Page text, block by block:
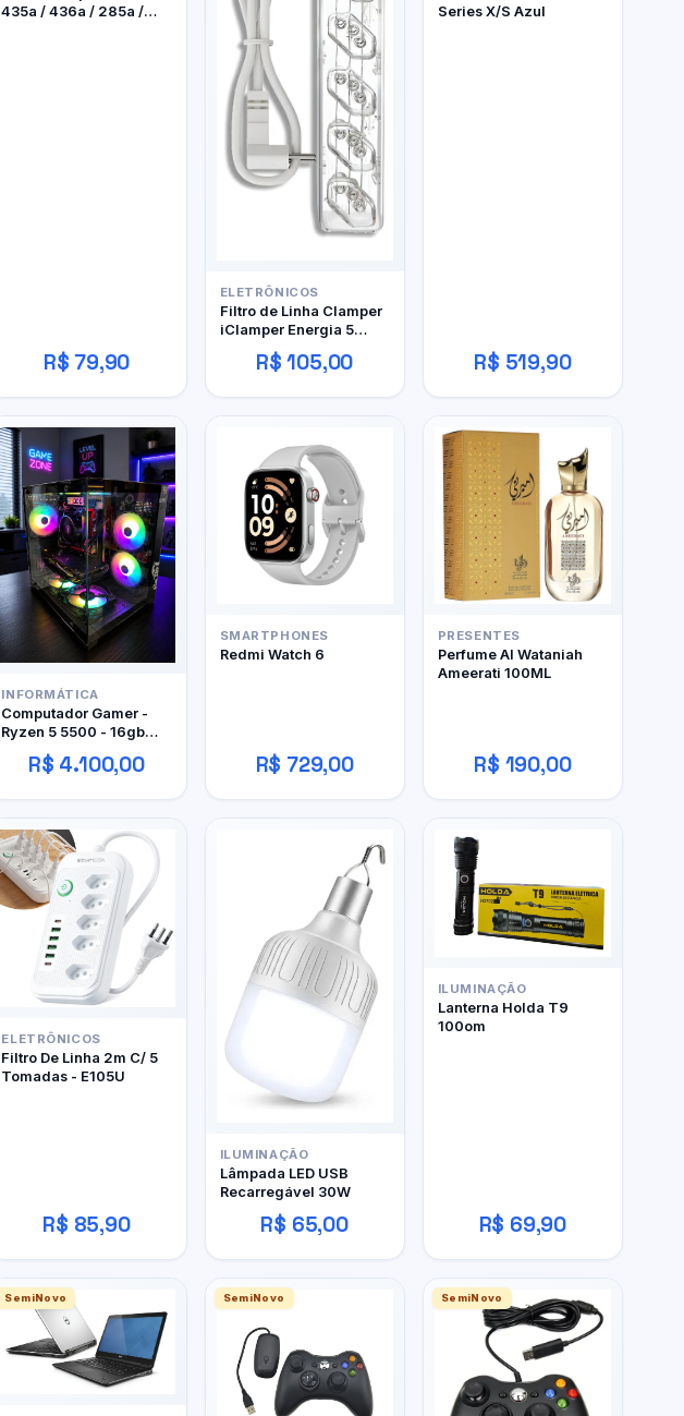
435a / 436a / 285a /
R$ 79,90
ELETRÔNICOS
Filtro de Linha Clamper
iClamper Energia 5
Tomadas
R$ 105,00
Series X/S Azul
R$ 519,90
INFORMÁTICA
Computador Gamer -
Ryzen 5 5500 - 16gb
DDR4 - 480GB SSD - RX
480 4gb
R$ 4.100,00
SMARTPHONES
Redmi Watch 6
R$ 729,00
PRESENTES
Perfume Al Wataniah
Ameerati 100ML
R$ 190,00
ELETRÔNICOS
Filtro De Linha 2m C/ 5
Tomadas - E105U
R$ 85,90
ILUMINAÇÃO
Lâmpada LED USB
Recarregável 30W
R$ 65,00
ILUMINAÇÃO
Lanterna Holda T9
100om
R$ 69,90
SemiNovo SemiNovo SemiNovo